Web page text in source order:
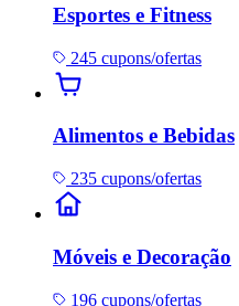
Esportes e Fitness
245 cupons/ofertas
Alimentos e Bebidas
235 cupons/ofertas
Móveis e Decoração
196 cupons/ofertas